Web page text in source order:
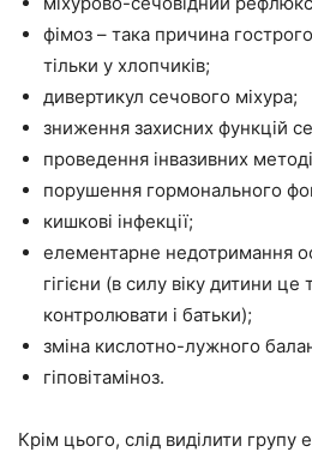
фімоз – така причина
тільки у хлопчиків;
дивертикул сечового міхура;
зниження захисних функцій
проведення інвазивних
порушення гормонального
кишкові інфекції;
елементарне недотримання
гігієни (в силу віку дитини
контролювати і батьки);
зміна кислотно-лужного
гіповітаміноз.
Крім цього, слід виділити групу